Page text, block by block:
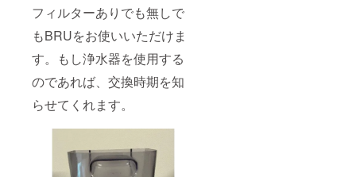
フィルターありでも無しで
もBRUをお使いいただけま
す。もし浄水器を使用する
のであれば、交換時期を知
らせてくれます。